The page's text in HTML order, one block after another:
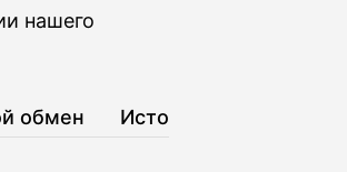
нашего
обмен История